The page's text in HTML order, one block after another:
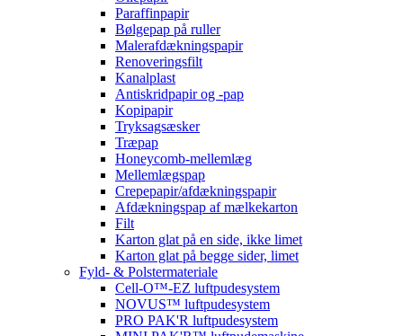
Paraffinpapir
Bølgepap på ruller
Malerafdækningspapir
Renoveringsfilt
Kanalplast
Antiskridpapir og -pap
Kopipapir
Tryksagsæsker
Træpap
Honeycomb-mellemlæg
Mellemlægspap
Crepepapir/afdækningspapir
Afdækningspap af mælkekarton
Filt
Karton glat på en side, ikke limet
Karton glat på begge sider, limet
Fyld- & Polstermateriale
Cell-O™-EZ luftpudesystem
NOVUS™ luftpudesystem
PRO PAK'R luftpudesystem